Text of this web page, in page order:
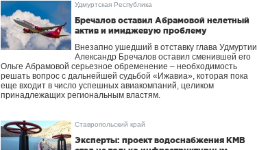
Удмуртская Республика
Бречалов оставил Абрамовой нелетный
актив и имиджевую проблему
Внезапно ушедший в отставку глава Удмуртии
Александр Бречалов оставил сменившей его
Ольге Абрамовой серьезное обременение – необходимость
решать вопрос с дальнейшей судьбой «Ижавиа», которая пока
еще входит в число успешных авиакомпаний, целиком
принадлежащих региональным властям.
Ставропольский край
Эксперты: проект водоснабжения КМВ